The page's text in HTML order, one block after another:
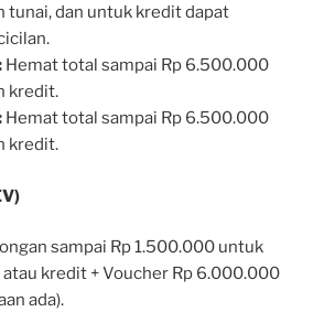
tunai, dan untuk kredit dapat
Hemat total sampai Rp 6.500.000
kredit.
Hemat total sampai Rp 6.500.000
kredit.
sampai Rp 1.500.000 untuk
kredit + Voucher Rp 6.000.000
ada).